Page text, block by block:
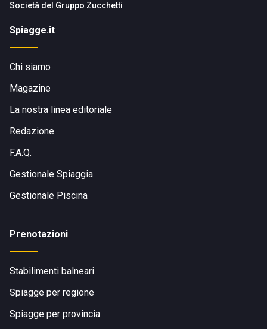
Società del Gruppo Zucchetti
Spiagge.it
Chi siamo
Magazine
La nostra linea editoriale
Redazione
F.A.Q.
Gestionale Spiaggia
Gestionale Piscina
Prenotazioni
Stabilimenti balneari
Spiagge per regione
Spiagge per provincia